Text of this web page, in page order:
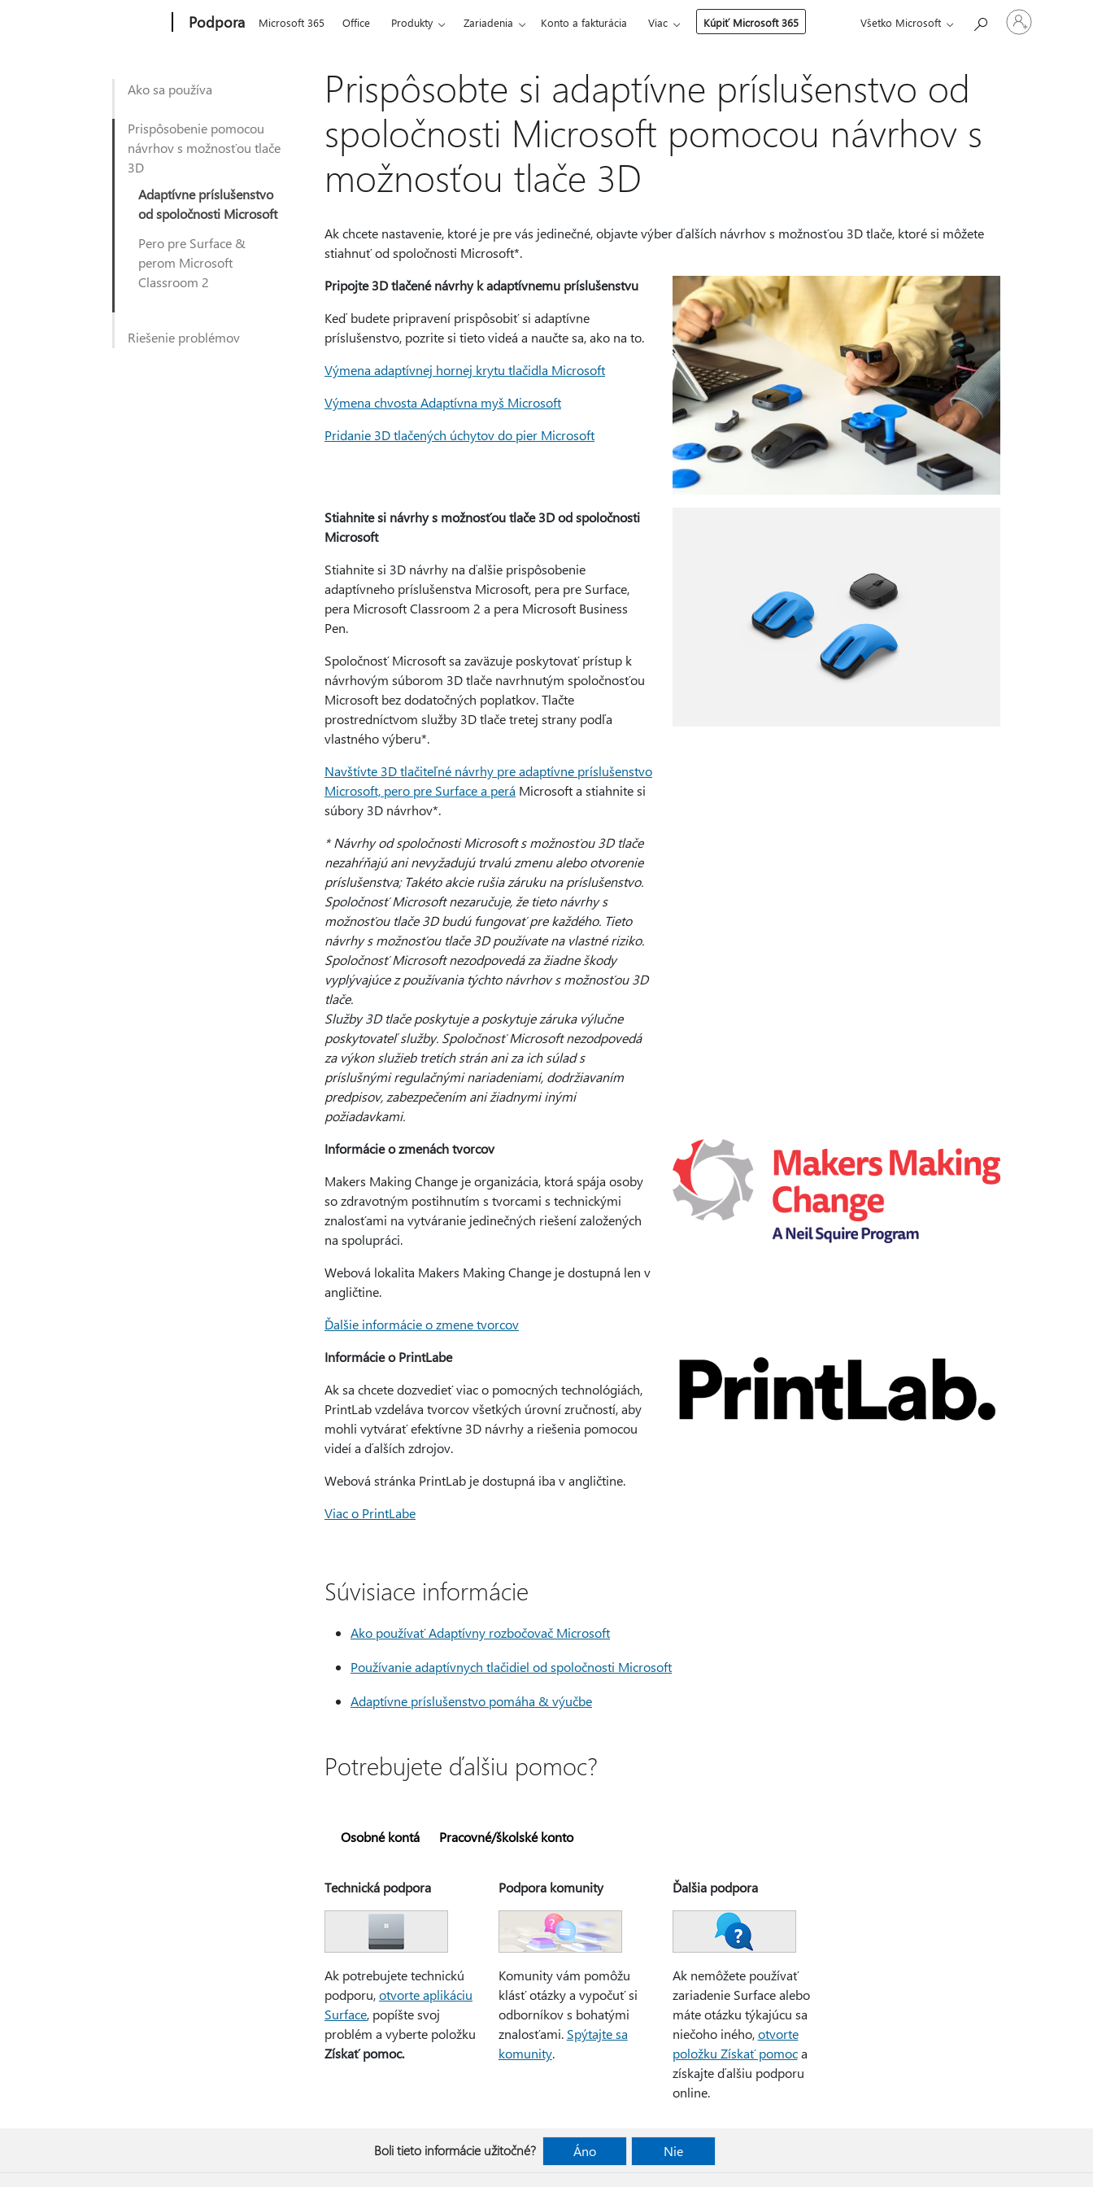
Podpora Microsoft 365 Office Produkty Zariadenia Konto a fakturácia Viac Kúpiť Microsoft 365 Všetko Microsoft
Prihláste
sa
Ako sa používa
Prispôsobenie pomocou
návrhov s možnosťou tlače
3D
Adaptívne príslušenstvo
od spoločnosti Microsoft
Pero pre Surface &
perom Microsoft
Classroom 2
Riešenie problémov
Prispôsobte si adaptívne príslušenstvo od
spoločnosti Microsoft pomocou návrhov s
možnosťou tlače 3D
Ak chcete nastavenie, ktoré je pre vás jedinečné, objavte výber ďalších návrhov s možnosťou 3D tlače, ktoré si môžete
stiahnuť od spoločnosti Microsoft*.
Pripojte 3D tlačené návrhy k adaptívnemu príslušenstvu
Keď budete pripravení prispôsobiť si adaptívne
príslušenstvo, pozrite si tieto videá a naučte sa, ako na to.
Výmena adaptívnej hornej krytu tlačidla Microsoft
Výmena chvosta Adaptívna myš Microsoft
Pridanie 3D tlačených úchytov do pier Microsoft
Stiahnite si návrhy s možnosťou tlače 3D od spoločnosti
Microsoft
Stiahnite si 3D návrhy na ďalšie prispôsobenie
adaptívneho príslušenstva Microsoft, pera pre Surface,
pera Microsoft Classroom 2 a pera Microsoft Business
Pen.
Spoločnosť Microsoft sa zaväzuje poskytovať prístup k
návrhovým súborom 3D tlače navrhnutým spoločnosťou
Microsoft bez dodatočných poplatkov. Tlačte
prostredníctvom služby 3D tlače tretej strany podľa
vlastného výberu*.
Navštívte 3D tlačiteľné návrhy pre adaptívne príslušenstvo
Microsoft, pero pre Surface a perá Microsoft a stiahnite si
súbory 3D návrhov*.
* Návrhy od spoločnosti Microsoft s možnosťou 3D tlače
nezahŕňajú ani nevyžadujú trvalú zmenu alebo otvorenie
príslušenstva; Takéto akcie rušia záruku na príslušenstvo.
Spoločnosť Microsoft nezaručuje, že tieto návrhy s
možnosťou tlače 3D budú fungovať pre každého. Tieto
návrhy s možnosťou tlače 3D používate na vlastné riziko.
Spoločnosť Microsoft nezodpovedá za žiadne škody
vyplývajúce z používania týchto návrhov s možnosťou 3D
tlače.
Služby 3D tlače poskytuje a poskytuje záruka výlučne
poskytovateľ služby. Spoločnosť Microsoft nezodpovedá
za výkon služieb tretích strán ani za ich súlad s
príslušnými regulačnými nariadeniami, dodržiavaním
predpisov, zabezpečením ani žiadnymi inými
požiadavkami.
Informácie o zmenách tvorcov
Makers Making Change je organizácia, ktorá spája osoby
so zdravotným postihnutím s tvorcami s technickými
znalosťami na vytváranie jedinečných riešení založených
na spolupráci.
Webová lokalita Makers Making Change je dostupná len v
angličtine.
Ďalšie informácie o zmene tvorcov
Informácie o PrintLabe
Ak sa chcete dozvedieť viac o pomocných technológiách,
PrintLab vzdeláva tvorcov všetkých úrovní zručností, aby
mohli vytvárať efektívne 3D návrhy a riešenia pomocou
videí a ďalších zdrojov.
Webová stránka PrintLab je dostupná iba v angličtine.
Viac o PrintLabe
Súvisiace informácie
Ako používať Adaptívny rozbočovač Microsoft
Používanie adaptívnych tlačidiel od spoločnosti Microsoft
Adaptívne príslušenstvo pomáha & výučbe
Potrebujete ďalšiu pomoc?
Osobné kontá Pracovné/školské konto
Technická podpora
Ak potrebujete technickú
podporu,otvorte aplikáciu
Surface, popíšte svoj
problém a vyberte položku
Získať pomoc.
Podpora komunity
Komunity vám pomôžu
klásť otázky a vypočuť si
odborníkov s bohatými
znalosťami. Spýtajte sa
komunity.
Ďalšia podpora
Ak nemôžete používať
zariadenie Surface alebo
máte otázku týkajúcu sa
niečoho iného,otvorte
položku Získať pomoca
získajte ďalšiu podporu
online.
Boli tieto informácie užitočné? Áno Nie